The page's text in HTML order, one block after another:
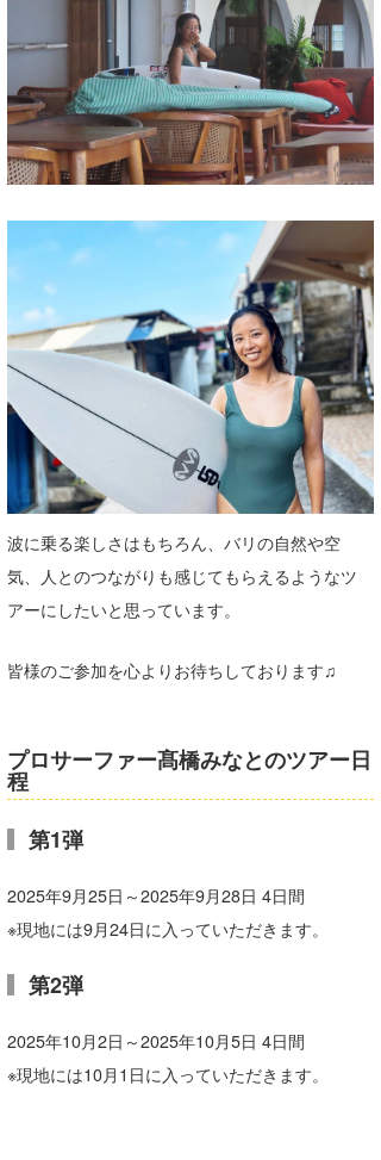
波に乗る楽しさはもちろん、バリの自然や空
気、人とのつながりも感じてもらえるようなツ
アーにしたいと思っています。
皆様のご参加を心よりお待ちしております♫
プロサーファー髙橋みなとのツアー日
程
第1弾
2025年9月25日～2025年9月28日 4日間
※現地には9月24日に入っていただきます。
第2弾
2025年10月2日～2025年10月5日 4日間
※現地には10月1日に入っていただきます。
VAGY
waka☆=
YUKI☆
まっきー
三輪予報士
小川予報士
上田純子
上條将美
唐澤予報士
SancheZ
wanda
予報士 hiro.
banpaku
Mr.K
Romisea